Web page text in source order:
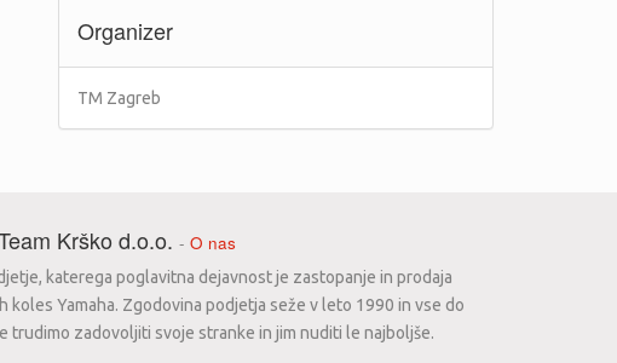
Organizer
TM Zagreb
Krško d.o.o. - O nas
katerega poglavitna dejavnost je zastopanje in prodaja
koles Yamaha. Zgodovina podjetja seže v leto 1990 in vse do
trudimo zadovoljiti svoje stranke in jim nuditi le najboljše.